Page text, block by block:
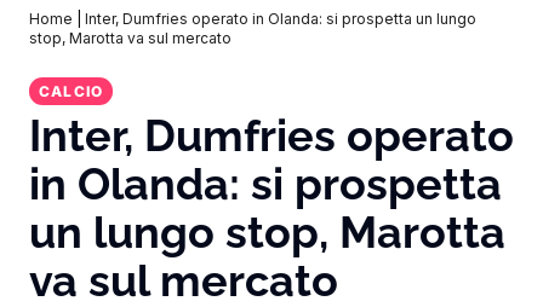
Home
Inter, Dumfries operato in Olanda: si prospetta un lungo
stop, Marotta va sul mercato
CALCIO
Inter, Dumfries operato
in Olanda: si prospetta
un lungo stop, Marotta
va sul mercato